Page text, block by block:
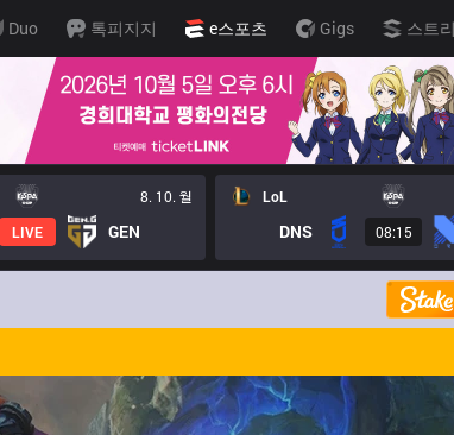
Duo 톡피지지 e스포츠 Gigs 스트
8. 10. 월
LIVE GEN
LoL
DNS 08:15